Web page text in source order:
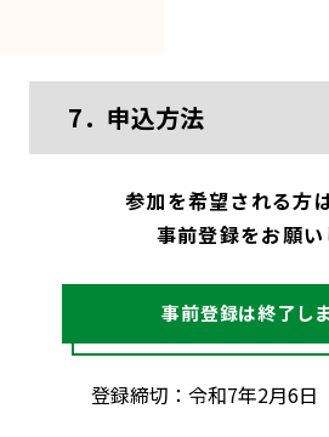
7．申込方法
参加を希望される方
事前登録をお願い
事前登録は終了し
登録締切：令和7年2月6日